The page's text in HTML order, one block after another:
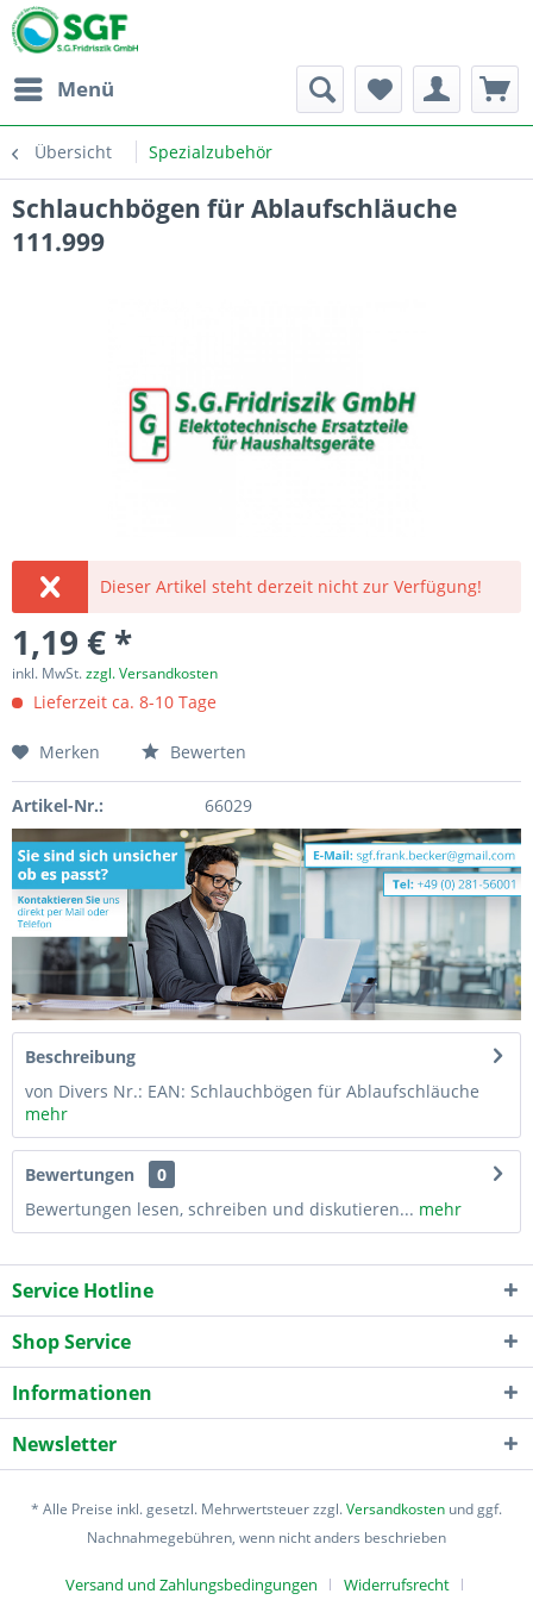
Menü
Übersicht Spezialzubehör
Schlauchbögen für Ablaufschläuche
111.999
Dieser Artikel steht derzeit nicht zur Verfügung!
1,19 € *
inkl. MwSt.zzgl. Versandkosten
Lieferzeit ca. 8-10 Tage
Merken Bewerten
Artikel-Nr.: 66029
Beschreibung
von Divers Nr.: EAN: Schlauchbögen für Ablaufschläuche
mehr
Bewertungen
0
Bewertungen lesen, schreiben und diskutieren... mehr
Service Hotline
Shop Service
Informationen
Newsletter
* Alle Preise inkl. gesetzl. Mehrwertsteuer zzgl.Versandkosten und ggf.
Nachnahmegebühren, wenn nicht anders beschrieben
Versand und Zahlungsbedingungen Widerrufsrecht